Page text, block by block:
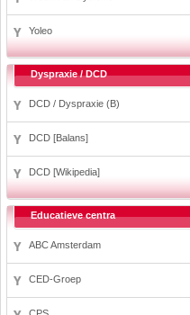
Yoleo
Dyspraxie / DCD
DCD / Dyspraxie (B)
DCD [Balans]
DCD [Wikipedia]
Educatieve centra
ABC Amsterdam
CED-Groep